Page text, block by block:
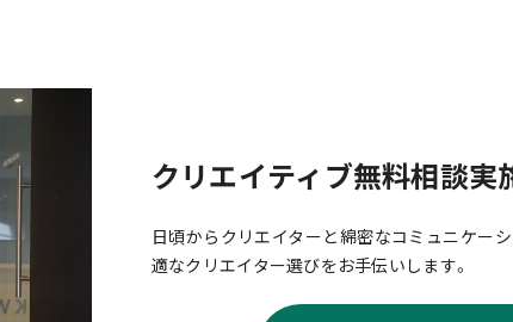
クリエイティブ無料相談実
日頃からクリエイターと綿密なコミュニケー
適なクリエイター選びをお手伝いします。